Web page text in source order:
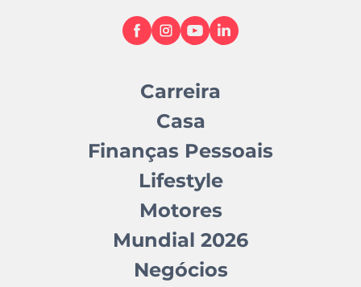
Carreira
Casa
Finanças Pessoais
Lifestyle
Motores
Mundial 2026
Negócios